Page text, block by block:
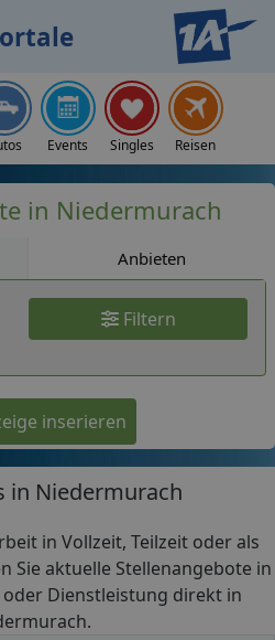
Events Singles Reisen
in Niedermurach
Anbieten
Filtern
inserieren
in Niedermurach
in Vollzeit, Teilzeit oder als
Sie aktuelle Stellenangebote in
Dienstleistung direkt in